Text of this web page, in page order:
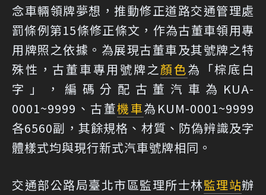
念車輛領牌夢想，推動修正道路交通管理處
罰條例第15條修正條文，作為古董車領用專
用牌照之依據。為展現古董車及其號牌之特
殊性，古董車專用號牌之顏色為「棕底白
字」，編碼分配古董汽車為KUA-
0001~9999、古董機車為KUM-0001~9999
各6560副，其餘規格、材質、防偽辨識及字
體樣式均與現行新式汽車號牌相同。
交通部公路局臺北市區監理所士林監理站辦